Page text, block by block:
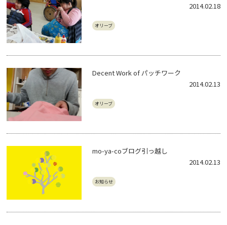
2014.02.18
オリーブ
Decent Work of パッチワーク
2014.02.13
オリーブ
mo-ya-coブログ引っ越し
2014.02.13
お知らせ